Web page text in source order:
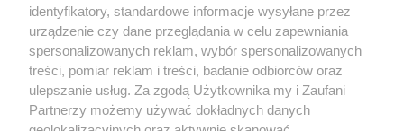
Kultura
X Facebook Instagram Youtube
identyfikatory, standardowe informacje wysyłane przez
urządzenie czy dane przeglądania w celu zapewniania
spersonalizowanych reklam, wybór spersonalizowanych
treści, pomiar reklam i treści, badanie odbiorców oraz
ulepszanie usług. Za zgodą Użytkownika my i Zaufani
Partnerzy możemy używać dokładnych danych